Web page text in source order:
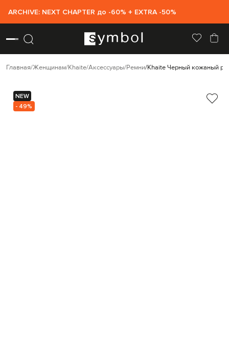
ARCHIVE: NEXT CHAPTER до -60% + EXTRA -50%
Главная Женщинам Khaite Аксессуары Ремни Khaite Черный кожаный
NEW
- 49%